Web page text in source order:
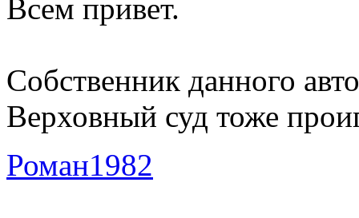
Всем привет.
Собственник данного
Верховный суд тоже
Роман1982